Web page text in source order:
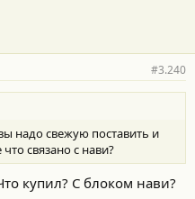
#3.240
надо свежую поставить и
связано с нави?
купил? С блоком нави?